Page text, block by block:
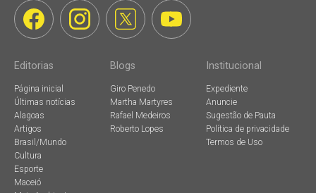
Editorias
Página inicial
Últimas notícias
Alagoas
Artigos
Brasil/Mundo
Cultura
Esporte
Maceió
Blogs
Giro Penedo
Martha Martyres
Rafael Medeiros
Roberto Lopes
Institucional
Expediente
Anuncie
Sugestão de Pauta
Política de privacidade
Termos de Uso